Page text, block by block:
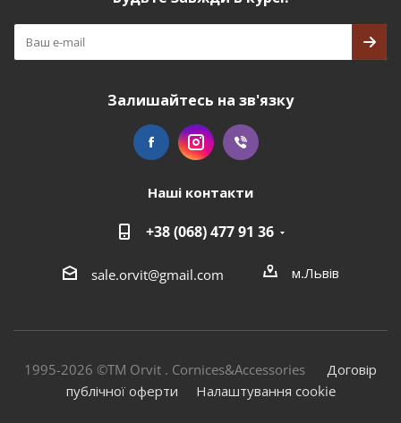
Залишайтесь на зв'язку
Наші контакти
+38 (068) 477 91 36
sale.orvit@gmail.com м.Львів
1995-2026 ©TM Orvit . Cornices&Accessories Договір
публічної оферти
Налаштування cookie